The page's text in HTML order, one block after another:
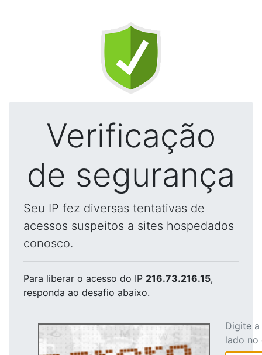
Verificação
de segurança
Seu IP fez diversas tentativas de
acessos suspeitos a sites hospedados
conosco.
Para liberar o acesso do IP 216.73.216.15,
responda ao desafio abaixo.
Digite
lado no